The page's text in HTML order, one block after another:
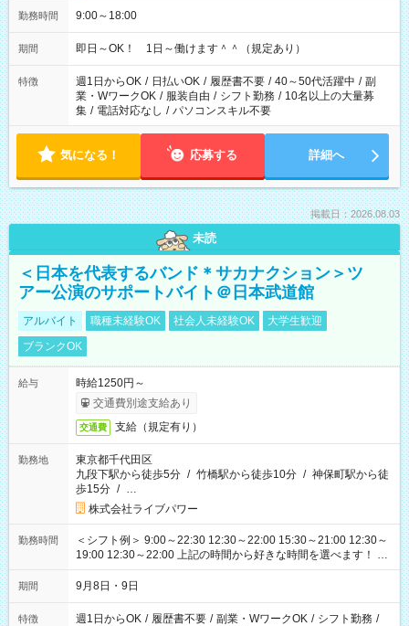
勤務時間 9:00～18:00
期間 即日～OK！ 1日～働けます＾＾（規定あり）
特徴 週1日からOK / 日払いOK / 履歴書不要 / 40～50代活躍中 / 副
業・WワークOK / 服装自由 / シフト勤務 / 10名以上の大量募
集 / 電話対応なし / パソコンスキル不要
気になる！ 応募する 詳細へ
掲載日：2026.08.03
未読
＜日本を代表するバンド＊サカナクション＞ツ
アー公演のサポートバイト＠日本武道館
アルバイト 職種未経験OK 社会人未経験OK
大学生歓迎
ブランクOK
給与
時給1250円～
交通費別途支給あり
交通費 支給（規定有り）
勤務地
東京都千代田区
九段下駅から徒歩5分 / 竹橋駅から徒歩10分 / 神保町駅から徒
歩15分 / …
株式会社ライブパワー
勤務時間
＜シフト例＞ 9:00～22:30 12:30～22:00 15:30～21:00 12:30～
19:00 12:30～22:00 上記の時間から好きな時間を選べます！ ※
時間は変更となる可能性があります
期間 9月8日・9日
特徴 週1日からOK / 履歴書不要 / 副業・WワークOK / シフト勤務 /